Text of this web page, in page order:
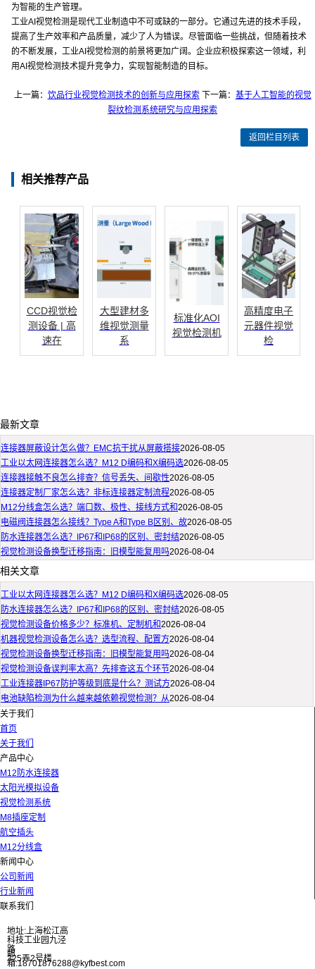
为智能的生产管理。
工业AI视觉检测是现代工业制造中不可或缺的一部分。它通过先进的技术手段，
提高了生产效率和产品质量，减少了人为错误。尽管面临一些挑战，但随着技术
的不断发展，工业AI视觉检测的前景将更加广阔。企业应积极探索这一领域，利
用AI视觉检测技术提升竞争力，实现智能制造的目标。
上一篇： 饮品行业视觉检测技术的创新与应用探索下一篇： 基于人工智能的视觉
裂纹检测系统研究与应用探索
返回栏目列表
相关推荐产品
CCD视觉检
测设备 | 高
速在
大型建材多
维视觉测量
系
标准化AOI
视觉检测机
高精度电子
元器件视觉
检
最新文章
连接器屏蔽设计怎么做？EMC抗干扰从屏蔽搭接2026-08-05
工业以太网连接器怎么选？M12 D编码和X编码选2026-08-05
连接器接触不良怎么排查？信号丢失、间歇性2026-08-05
连接器定制厂家怎么选？非标连接器定制流程2026-08-05
M12分线盒怎么选？端口数、极性、接线方式和2026-08-05
电磁阀连接器怎么接线？Type A和Type B区别、故2026-08-05
防水连接器怎么选？IP67和IP68的区别、密封结2026-08-05
视觉检测设备换型迁移指南：旧模型能复用吗2026-08-04
相关文章
工业以太网连接器怎么选？M12 D编码和X编码选2026-08-05
防水连接器怎么选？IP67和IP68的区别、密封结2026-08-05
视觉检测设备价格多少？标准机、定制机和2026-08-04
机器视觉检测设备怎么选？选型流程、配置方2026-08-04
视觉检测设备换型迁移指南：旧模型能复用吗2026-08-04
视觉检测设备误判率太高？先排查这五个环节2026-08-04
工业连接器IP67防护等级到底是什么？测试方2026-08-04
电池缺陷检测为什么越来越依赖视觉检测？从2026-08-04
关于我们
首页
关于我们
产品中心
M12防水连接器
太阳光模拟设备
视觉检测系统
M8插座定制
航空插头
M12分线盒
新闻中心
公司新闻
行业新闻
联系我们
地址:上海松江高
科技工业园九泾
路
325弄2号楼
邮
箱:18701876288@kyfbest.com